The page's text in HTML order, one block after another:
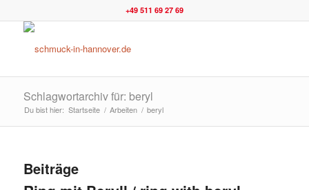
+49 511 69 27 69
Schlagwortarchiv für: beryl
Du bist hier: Startseite / Arbeiten / beryl
Beiträge